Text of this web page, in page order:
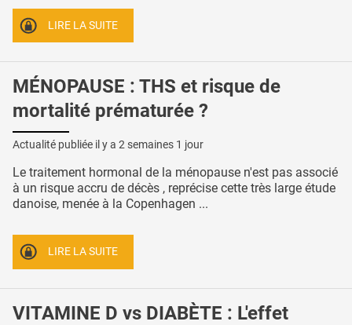
LIRE LA SUITE
MÉNOPAUSE : THS et risque de
mortalité prématurée ?
Actualité publiée il y a 2 semaines 1 jour
Le traitement hormonal de la ménopause n'est pas associé
à un risque accru de décès , reprécise cette très large étude
danoise, menée à la Copenhagen ...
LIRE LA SUITE
VITAMINE D vs DIABÈTE : L'effet